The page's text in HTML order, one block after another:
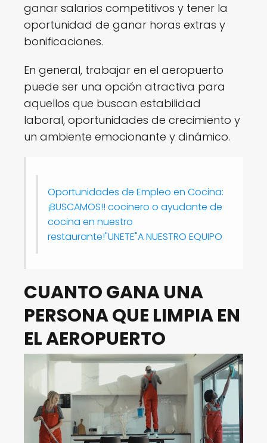
ganar salarios competitivos y tener la
oportunidad de ganar horas extras y
bonificaciones.
En general, trabajar en el aeropuerto
puede ser una opción atractiva para
aquellos que buscan estabilidad
laboral, oportunidades de crecimiento y
un ambiente emocionante y dinámico.
Oportunidades de Empleo en Cocina:
¡BUSCAMOS!! cocinero o ayudante de
cocina en nuestro
restaurante!"UNETE"A NUESTRO EQUIPO
CUANTO GANA UNA
PERSONA QUE LIMPIA EN
EL AEROPUERTO